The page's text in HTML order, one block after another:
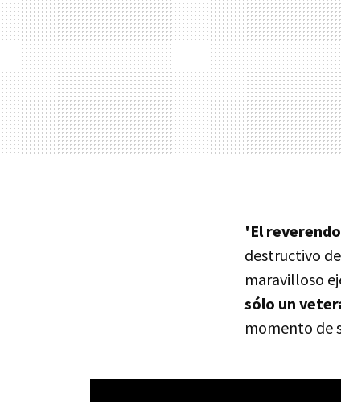
'El
destructivo
maravilloso
sólo un
momento de